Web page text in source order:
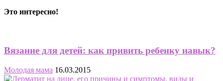
Это интересно!
Вязание для детей: как привить ребенку навык?
Молодая мама 16.03.2015